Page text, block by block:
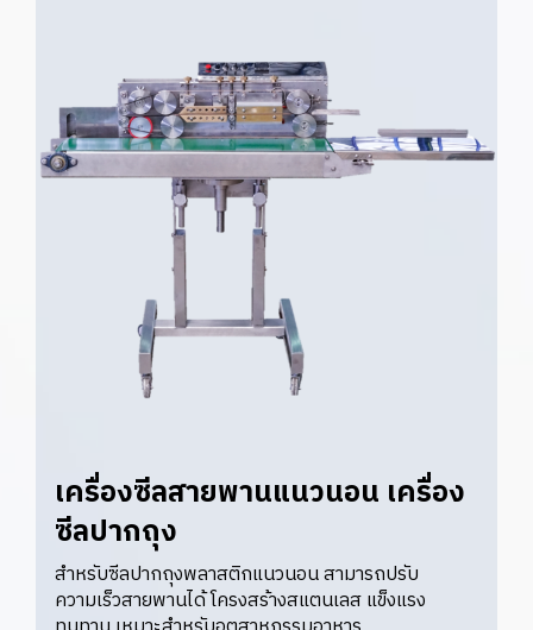
เครื่องซีลสายพานแนวนอน เครื่อง
ซีลปากถุง
สำหรับซีลปากถุงพลาสติกแนวนอน สามารถปรับ
ความเร็วสายพานได้ โครงสร้างสแตนเลส แข็งแรง